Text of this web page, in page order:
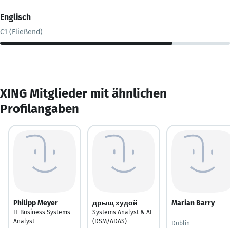
Englisch
C1 (Fließend)
XING Mitglieder mit ähnlichen
Profilangaben
Philipp Meyer
IT Business Systems
Analyst
дрыщ худой
Systems Analyst & AI
(DSM/ADAS)
Marian Barry
---
Dublin